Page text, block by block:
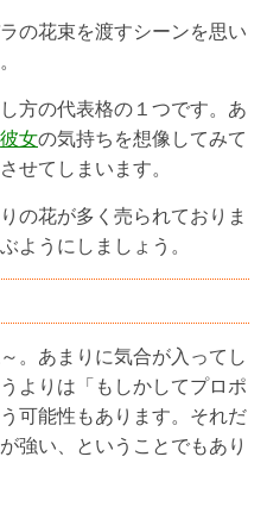
の花束を渡すシーンを思い
方の代表格の１つです。あ
彼女の気持ちを想像してみて
せてしまいます。
の花が多く売られておりま
ようにしましょう。
。あまりに気合が入ってし
よりは「もしかしてプロポ
可能性もあります。それだ
強い、ということでもあり